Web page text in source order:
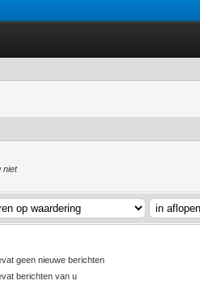
niet- 5 van 5 gemiddeld
1
geen nieuwe berichten
berichten van u